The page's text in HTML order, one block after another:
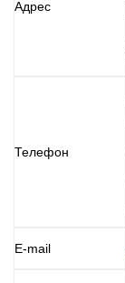
Адрес
Телефон
E-mail